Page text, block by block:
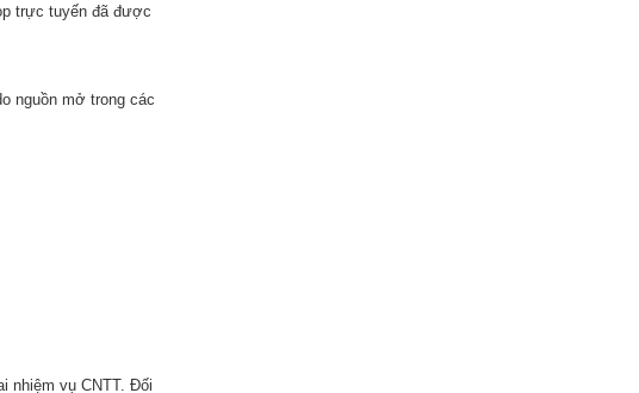
trực tuyến đã được
nguồn mở trong các
nhiệm vụ CNTT. Đối